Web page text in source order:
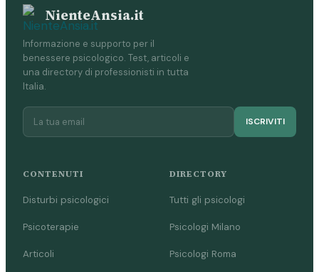
NienteAnsia.it
Informazione e supporto per il
benessere psicologico. Test, articoli e
una directory di professionisti in tutta
Italia.
ISCRIVITI
CONTENUTI
Disturbi psicologici
Psicoterapie
Articoli
DIRECTORY
Tutti gli psicologi
Psicologi Milano
Psicologi Roma